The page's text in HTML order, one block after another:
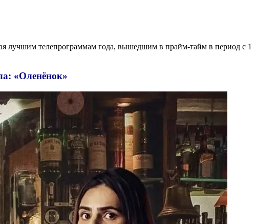
телепрограммам года, вышедшим в прайм-тайм в период с 1
«Оленёнок»